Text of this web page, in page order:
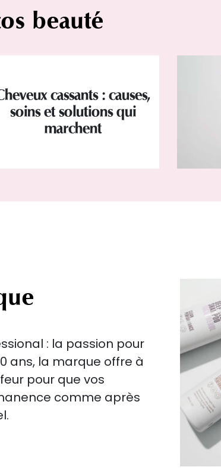
beauté
cassants : causes,
soins et solutions qui
marchent
: la passion pour
ans, la marque offre à
pour que vos
comme après